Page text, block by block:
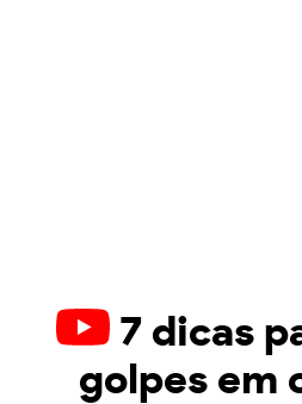
7 dicas
golpes em